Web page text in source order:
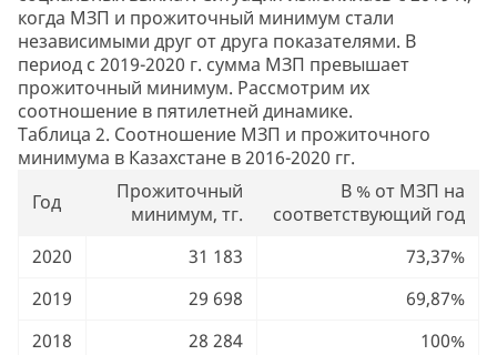
когда МЗП и прожиточный минимум стали
независимыми друг от друга показателями. В
период с 2019-2020 г. сумма МЗП превышает
прожиточный минимум. Рассмотрим их
соотношение в пятилетней динамике.
Таблица 2. Соотношение МЗП и прожиточного
минимума в Казахстане в 2016-2020 гг.
Год
Прожиточный
минимум, тг.
В % от МЗП на
соответствующий год
2020
31 183
73,37%
2019
29 698
69,87%
2018
28 284
100%